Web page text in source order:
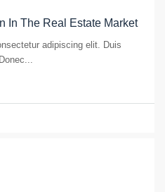
In The Real Estate Market
adipiscing elit. Duis